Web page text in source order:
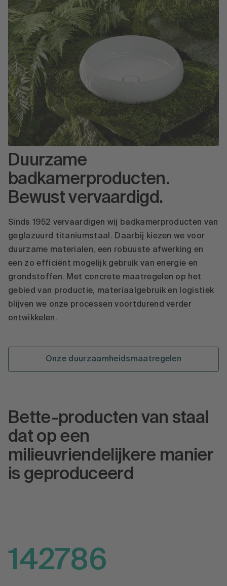
Duurzame
badkamerproducten.
Bewust vervaardigd.
Sinds 1952 vervaardigen wij badkamerproducten van
geglazuurd titaniumstaal. Daarbij kiezen we voor
duurzame materialen, een robuuste afwerking en
een zo efficiënt mogelijk gebruik van energie en
grondstoffen. Met concrete maatregelen op het
gebied van productie, materiaalgebruik en logistiek
blijven we onze processen voortdurend verder
ontwikkelen.
Onze duurzaamheidsmaatregelen
Bette-producten van staal
dat op een
milieuvriendelijkere manier
is geproduceerd
142786